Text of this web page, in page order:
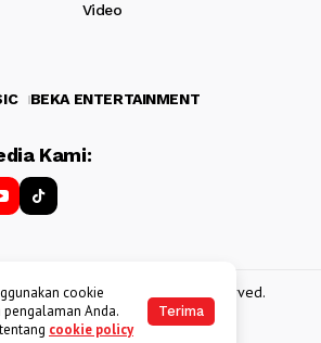
Video
BEKA ENTERTAINMENT
Kami:
2025BATAKKEREN . All rights reserved.
Data Pribadi Disclaimer
cookie
Anda.
cookie policy
Terima